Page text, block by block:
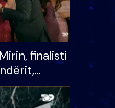
finalisti
divorci